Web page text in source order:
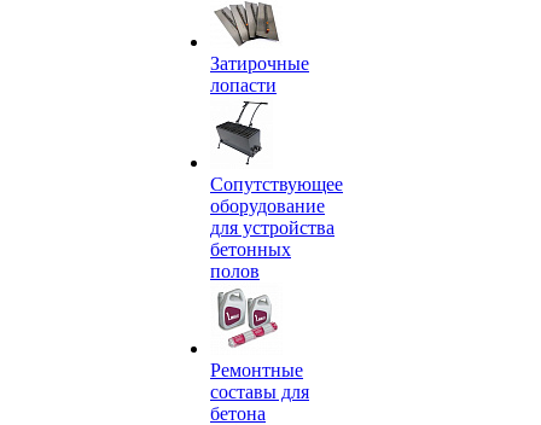
Затирочные
лопасти
Сопутствующее
оборудование
для устройства
бетонных
полов
Ремонтные
составы для
бетона